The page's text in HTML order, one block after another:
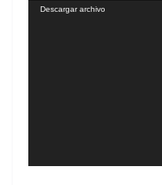
Reproductor
Descargar archivo